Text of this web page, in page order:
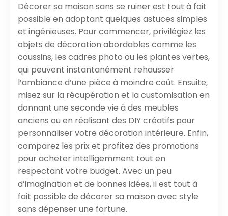
Décorer sa maison sans se ruiner est tout à fait
possible en adoptant quelques astuces simples
et ingénieuses. Pour commencer, privilégiez les
objets de décoration abordables comme les
coussins, les cadres photo ou les plantes vertes,
qui peuvent instantanément rehausser
l’ambiance d’une pièce à moindre coût. Ensuite,
misez sur la récupération et la customisation en
donnant une seconde vie à des meubles
anciens ou en réalisant des DIY créatifs pour
personnaliser votre décoration intérieure. Enfin,
comparez les prix et profitez des promotions
pour acheter intelligemment tout en
respectant votre budget. Avec un peu
d’imagination et de bonnes idées, il est tout à
fait possible de décorer sa maison avec style
sans dépenser une fortune.